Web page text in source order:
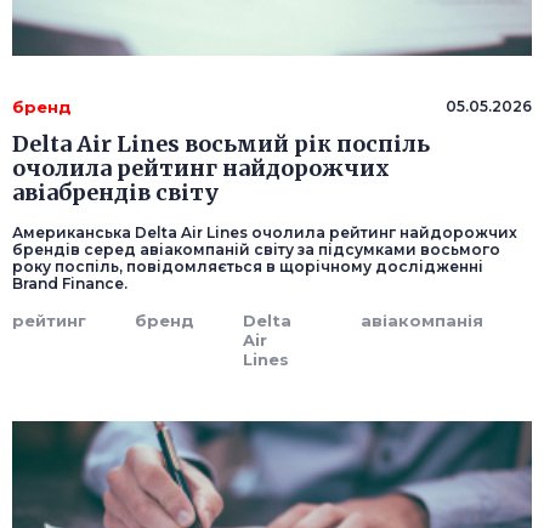
бренд 05.05.2026
Delta Air Lines восьмий рік поспіль
очолила рейтинг найдорожчих
авіабрендів світу
Американська Delta Air Lines очолила рейтинг найдорожчих
брендів серед авіакомпаній світу за підсумками восьмого
року поспіль, повідомляється в щорічному дослідженні
Brand Finance.
рейтинг бренд
Delta
Air
Lines
авіакомпанія